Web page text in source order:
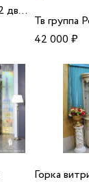
Витрина Версаль горка 2 дверная
Тв группа
42 000₽
Горка